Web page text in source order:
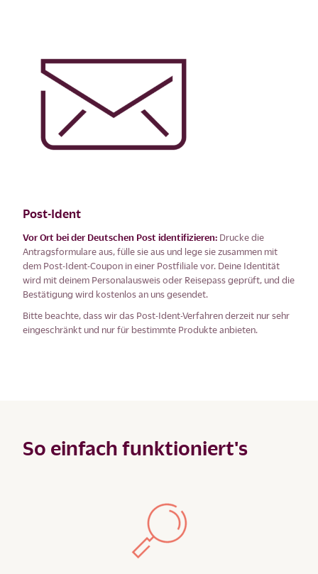
Post-Ident
Vor Ort bei der Deutschen Post identifizieren: Drucke die
Antragsformulare aus, fülle sie aus und lege sie zusammen mit
dem Post-Ident-Coupon in einer Postfiliale vor. Deine Identität
wird mit deinem Personalausweis oder Reisepass geprüft, und die
Bestätigung wird kostenlos an uns gesendet.
Bitte beachte, dass wir das Post-Ident-Verfahren derzeit nur sehr
eingeschränkt und nur für bestimmte Produkte anbieten.
So einfach funktioniert's